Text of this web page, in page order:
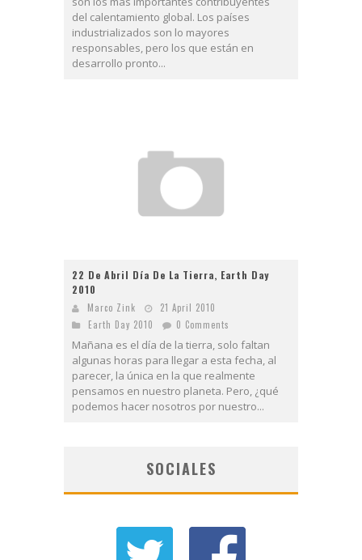
del calentamiento global. Los países
industrializados son lo mayores
responsables, pero los que están en
desarrollo pronto...
22 De Abril Día De La Tierra, Earth Day
2010
Marco Zink
21 April 2010
Earth Day 2010
0 Comments
Mañana es el día de la tierra, solo faltan
algunas horas para llegar a esta fecha, al
parecer, la única en la que realmente
pensamos en nuestro planeta. Pero, ¿qué
podemos hacer nosotros por nuestro...
SOCIALES